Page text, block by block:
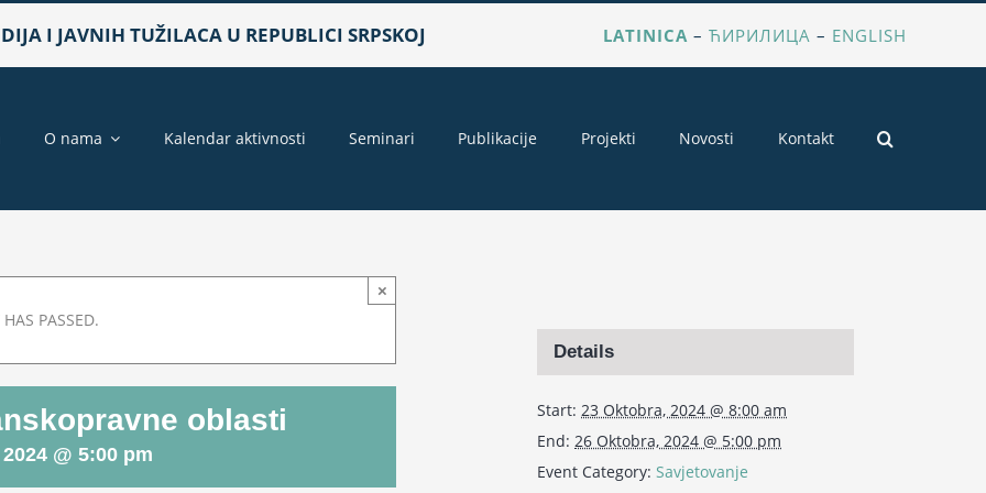
I JAVNIH TUŽILACA U REPUBLICI SRPSKOJ LATINICA –ЋИРИЛИЦА – ENGLISH
O nama Kalendar aktivnosti Seminari Publikacije Projekti Novosti Kontakt
PASSED.
×
oblasti
@ 5:00 pm
Details
Start: 23 Oktobra, 2024 @ 8:00 am
End: 26 Oktobra, 2024 @ 5:00 pm
Event Category: Savjetovanje